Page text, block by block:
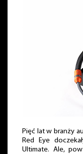
Pięć lat w branży
Red Eye
Ultimate. Ale,